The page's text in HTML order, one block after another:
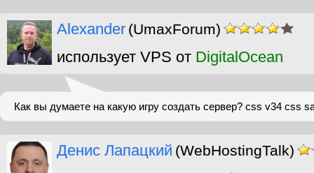
Alexander (UmaxForum)
использует VPS от DigitalOcean
Как вы думаете на какую игру создать сервер? css v34 css
Денис Лапацкий (WebHostingTalk)